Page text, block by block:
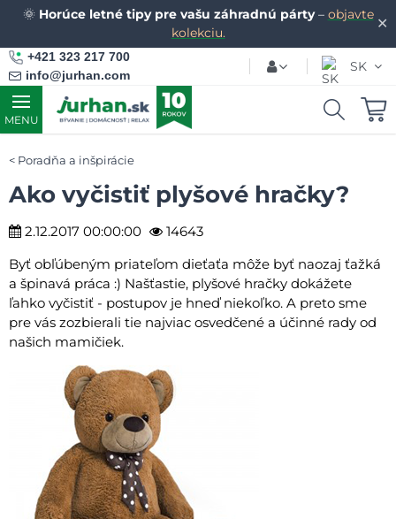
✕
🌞 Horúce letné tipy pre vašu záhradnú párty– objavte
kolekciu.
+421 323 217 700
info@jurhan.com
SK
MENU
Poradňa a inšpirácie
Ako vyčistiť plyšové hračky?
2.12.2017 00:00:00
14643
Byť obľúbeným priateľom dieťaťa môže byť naozaj ťažká
a špinavá práca :) Našťastie, plyšové hračky dokážete
ľahko vyčistiť - postupov je hneď niekoľko. A preto sme
pre vás zozbierali tie najviac osvedčené a účinné rady od
našich mamičiek.